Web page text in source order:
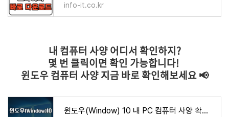
info-it.co.kr
내 컴퓨터 사양 어디서 확인하지?
몇 번 클릭이면 확인 가능합니다!
윈도우 컴퓨터 사양 지금 바로 확인해보세요 📢
윈도우(Window) 10 내 PC 컴퓨터 사양 확인하기